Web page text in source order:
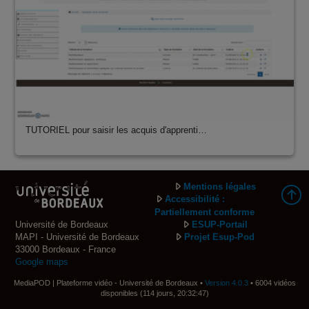
TUTORIEL pour saisir les acquis d'apprenti…
Université de Bordeaux
MAPI - Université de Bordeaux
33000 Bordeaux - France
Google maps
Mentions légales
Accessibilité :
Partiellement conforme
ESUP-Portail
Projet Esup-Pod
MediaPOD | Plateforme vidéo - Université de Bordeaux • Version 4.0.3• 6004 vidéos
disponibles (114 jours, 20:32:47)